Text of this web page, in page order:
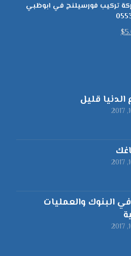
تركيب فورسيلنج في ابوظبي
$
قليل
البنوك والعمليات